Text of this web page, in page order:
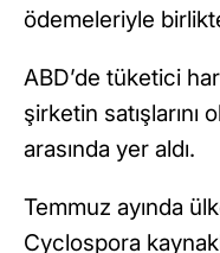
ödemeleriyle
ABD’de tüketici
şirketin
arasında yer aldı.
Temmuz ayında
Cyclospora